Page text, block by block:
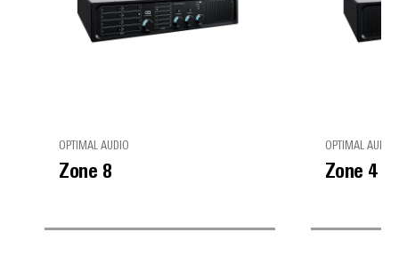
OPTIMAL AUDIO
Zone 8
OPTIMAL AUDIO
Zone 4